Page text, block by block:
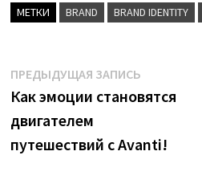
МЕТКИ BRAND BRAND IDENTITY
Навигация
по
записям
ПРЕДЫДУЩАЯ ЗАПИСЬ
запись:
Как эмоции становятся
двигателем
путешествий с Avanti!